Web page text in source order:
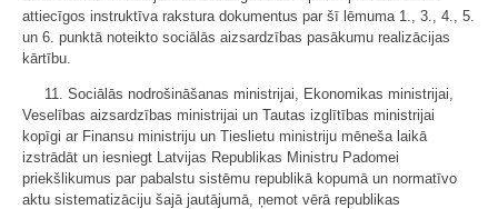
attiecīgos instruktīva rakstura dokumentus par šī lēmuma 1., 3., 4., 5.
un 6. punktā noteikto sociālās aizsardzības pasākumu realizācijas
kārtību.
11. Sociālās nodrošināšanas ministrijai, Ekonomikas ministrijai,
Veselības aizsardzības ministrijai un Tautas izglītības ministrijai
kopīgi ar Finansu ministriju un Tieslietu ministriju mēneša laikā
izstrādāt un iesniegt Latvijas Republikas Ministru Padomei
priekšlikumus par pabalstu sistēmu republikā kopumā un normatīvo
aktu sistematizāciju šajā jautājumā, ņemot vērā republikas